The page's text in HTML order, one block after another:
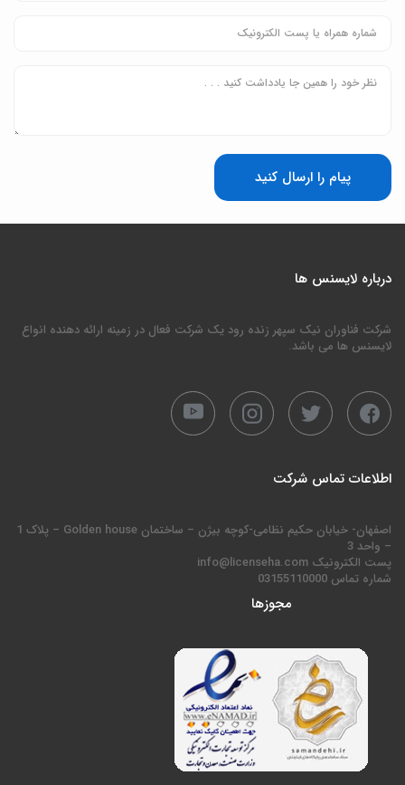
پیام را ارسال کنید
درباره لایسنس ها
شرکت فناوران نیک سپهر زنده رود یک شرکت فعال در زمینه ارائه دهنده انواع
لایسنس ها می باشد.
اطلاعات تماس شرکت
اصفهان- خیابان حکیم نظامی-کوچه بیژن – ساختمان Golden house – پلاک 1
– واحد 3
پست الکترونیک info@licenseha.com
شماره تماس 03155110000
مجوزها